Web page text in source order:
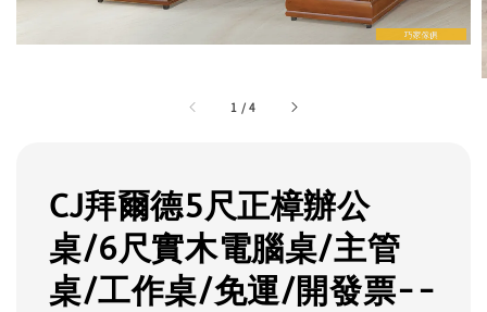
1 /4
CJ拜爾德5尺正樟辦公
桌/6尺實木電腦桌/主管
桌/工作桌/免運/開發票--